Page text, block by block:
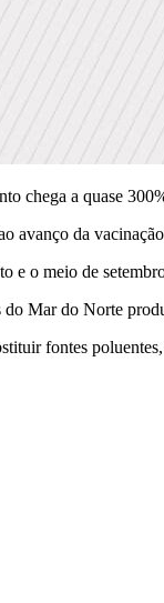
chega a quase
avanço da
o meio de
Mar do Norte
fontes